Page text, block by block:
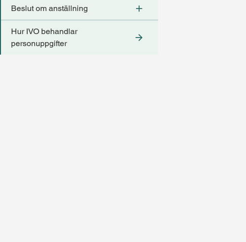
Beslut om anställning
Hur IVO behandlar
personuppgifter